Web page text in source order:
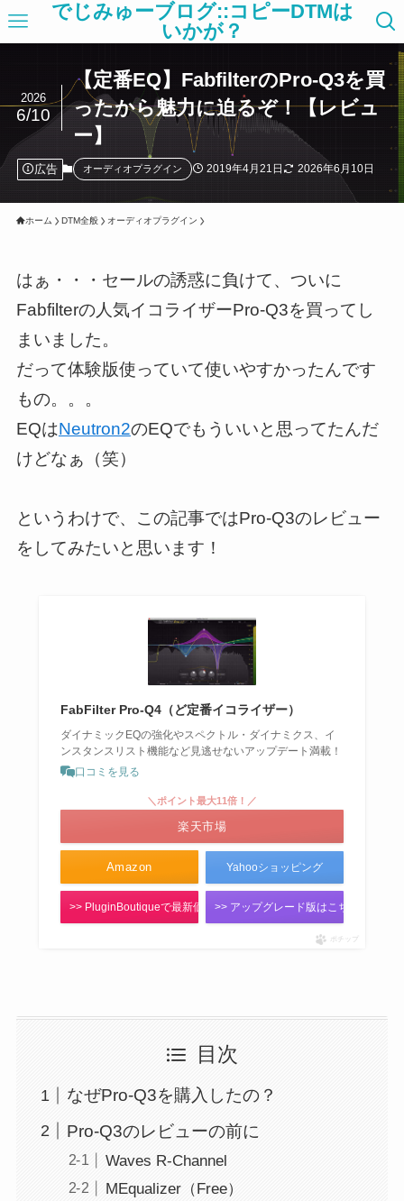
でじみゅーブログ::コピーDTMは
いかが？
【定番EQ】FabfilterのPro-Q3を買
ったから魅力に迫るぞ！【レビュ
ー】
2026
6/10
広告 オーディオプラグイン 2019年4月21日 2026年6月10日
ホーム DTM全般 オーディオプラグイン
はぁ・・・セールの誘惑に負けて、ついに
Fabfilterの人気イコライザーPro-Q3を買ってし
まいました。
だって体験版使っていて使いやすかったんです
もの。。。
EQはNeutron2のEQでもういいと思ってたんだ
けどなぁ（笑）
というわけで、この記事ではPro-Q3のレビュー
をしてみたいと思います！
FabFilter Pro-Q4（ど定番イコライザー）
ダイナミックEQの強化やスペクトル・ダイナミクス、イ
ンスタンスリスト機能など見逃せないアップデート満載！
口コミを見る
Amazon
＼ポイント最大11倍！／
楽天市場
Yahooショッピング
>> PluginBoutiqueで最新価格をチェック！>> アップグレード版はこちら
ポチップ
目次
なぜPro-Q3を購入したの？
Pro-Q3のレビューの前に
Waves R-Channel
MEqualizer（Free）